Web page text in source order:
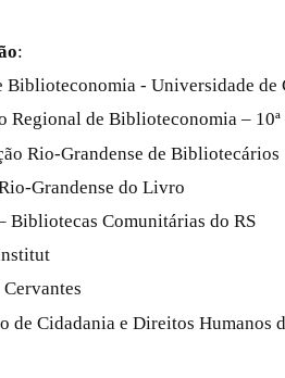
:
Biblioteconomia - Universidade de
Regional de Biblioteconomia – 10ª
Rio-Grandense de Bibliotecários
Grandense do Livro
Bibliotecas Comunitárias do RS
de Cidadania e Direitos Humanos